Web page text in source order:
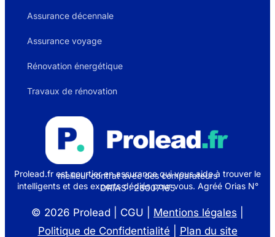
Assurance décennale
Assurance voyage
Rénovation énergétique
Travaux de rénovation
Prolead.fr est courtier en assurance qui vous aide à trouver le
meilleur contrat avec des comparateurs
intelligents et des experts dédiés pour vous. Agréé Orias N°
ORIAS : 26007165
© 2026 Prolead | CGU | Mentions légales
Politique de Confidentialité
Plan du site